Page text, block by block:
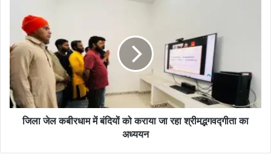
पिकअप
वाहन
जब्त
कबीरधाम
में
बंदियों
कराया
जा
रहा
श्रीमद्भगवद्गीता
जिला जेल कबीरधाम में बंदियों को कराया जा रहा श्रीमद्भगवद्गीता का
अध्ययन